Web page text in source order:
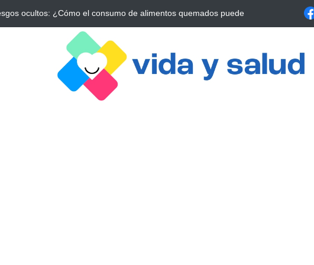
Ayuno Digital: La Estrategia Esencial para Mejorar tu Bienestar La conexión